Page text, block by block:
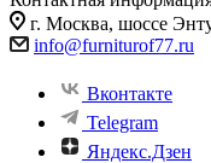
г. Москва, шоссе
info@furniturof77.ru
Вконтакте
Telegram
Яндекс.Дзен